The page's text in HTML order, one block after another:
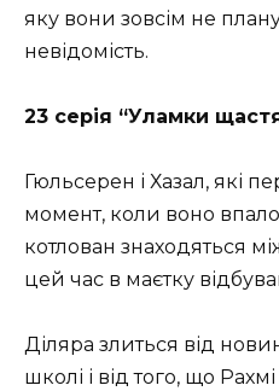
яку вони зовсім не
невідомість.
23 серія “Уламки
Гюльсерен і Хазал, які
момент, коли воно
котлован знаходяться
цей час в маєтку
Діляра злиться від
школі і від того, що